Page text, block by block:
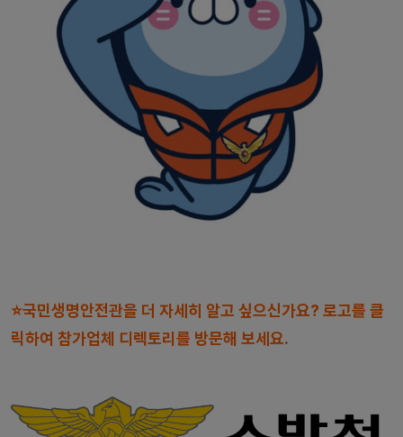
⭐국민생명안전관을 더 자세히 알고 싶으신가요? 로고를 클
릭하여 참가업체 디렉토리를 방문해 보세요.